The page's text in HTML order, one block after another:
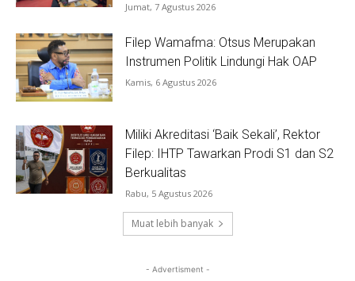
Jumat, 7 Agustus 2026
Filep Wamafma: Otsus Merupakan
Instrumen Politik Lindungi Hak OAP
Kamis, 6 Agustus 2026
Miliki Akreditasi ‘Baik Sekali’, Rektor
Filep: IHTP Tawarkan Prodi S1 dan S2
Berkualitas
Rabu, 5 Agustus 2026
Muat lebih banyak
- Advertisment -